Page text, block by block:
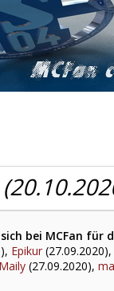
bei MCFan für
Epikur (27.09.2020),
Maily (27.09.2020),